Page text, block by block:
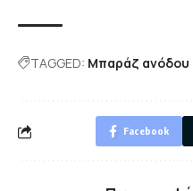
TAGGED: Μπαράζ ανόδου
Facebook